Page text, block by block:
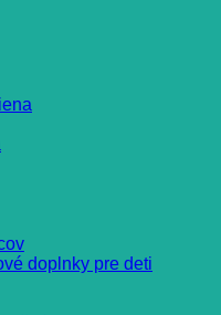
doplnky pre deti